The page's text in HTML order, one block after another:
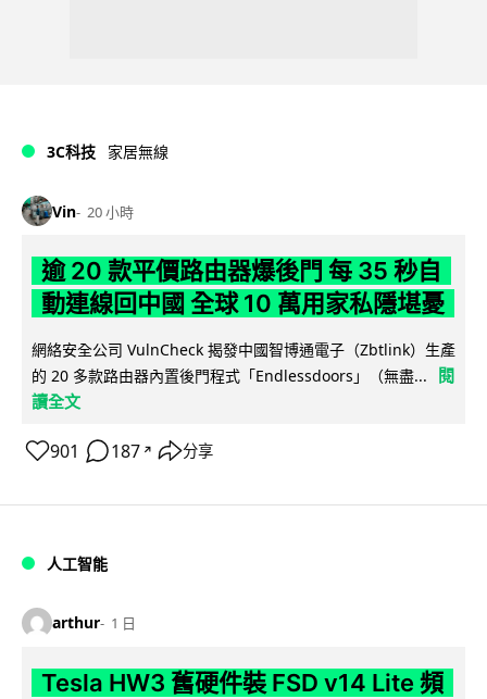
3C科技 家居無線
Vin 20 小時
逾 20 款平價路由器爆後門 每 35 秒自
動連線回中國 全球 10 萬用家私隱堪憂
網絡安全公司 VulnCheck 揭發中國智博通電子（Zbtlink）生產
的 20 多款路由器內置後門程式「Endlessdoors」（無盡...
閱
讀全文
901 187 ↗ 分享
人工智能
arthur 1 日
Tesla HW3 舊硬件裝 FSD v14 Lite 頻